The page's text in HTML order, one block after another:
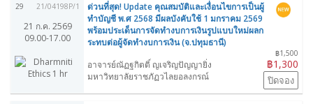
29 21/04198P/1
21 ก.ค. 2569
09.00-17.00
ด่วนที่สุด! Update คุณสมบัติและเงื่อนไขการเป็นผู้
ทำบัญชี พ.ศ 2568 มีผลบังคับใช้ 1 มกราคม 2569
พร้อมประเด็นการจัดทำงบการเงินรูปแบบใหม่ผลก
ระทบต่อผู้จัดทำงบการเงิน (จ.ปทุมธานี)
฿1,500
฿1,300
อาจารย์ณัฏฐกิตติ์ ญเจริญปัญญายิ่ง
มหาวิทยาลัยราชภัฏวไลยอลงกรณ์
ปิดจอง